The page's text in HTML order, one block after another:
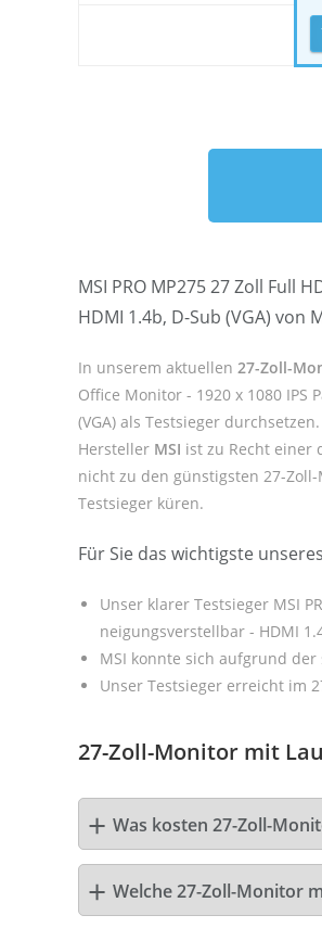
MSI PRO MP275 27 Zoll Full
HDMI 1.4b, D-Sub (VGA) von
In unserem aktuellen 27-Zoll-
Office Monitor - 1920 x 1080
(VGA) als Testsieger
Hersteller MSI ist zu Recht einer
nicht zu den günstigsten 27-
Testsieger küren.
Für Sie das wichtigste unseres
Unser klarer Testsieger MSI
neigungsverstellbar - HDMI
MSI konnte sich aufgrund
Unser Testsieger erreicht im
27-Zoll-Monitor mit
Was kosten 27-Zoll-
Welche 27-Zoll-Monitor